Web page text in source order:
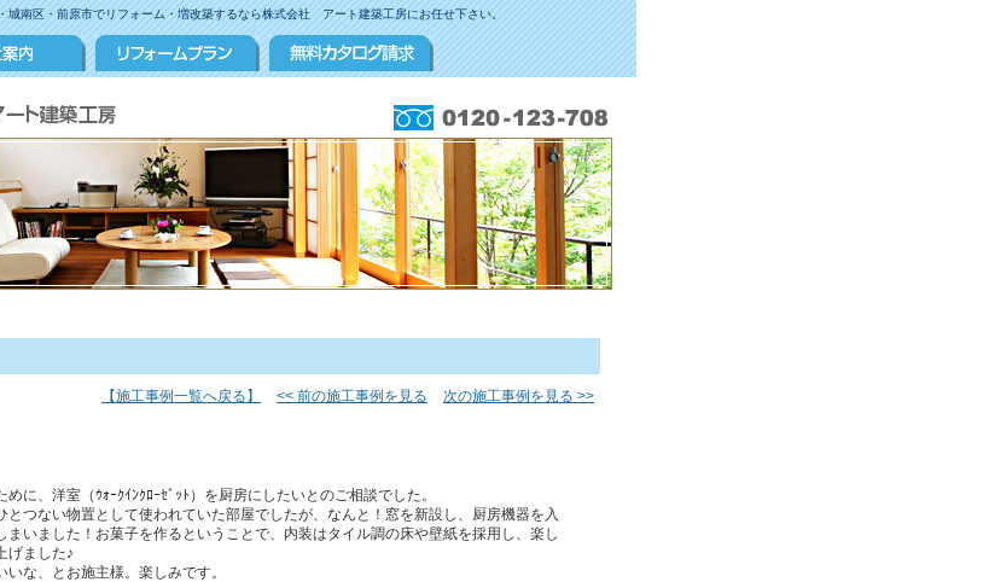
南区・前原市でリフォーム・増改築するなら株式会社 アート建築工房にお任せ下さい。
【施工事例一覧へ戻る】 << 前の施工事例を見る 次の施工事例を見る >>
、洋室（ｳｫｰｸｲﾝｸﾛｰｾﾞｯﾄ）を厨房にしたいとのご相談でした。
とつない物置として使われていた部屋でしたが、なんと！窓を新設し、厨房機器を入
まいました！お菓子を作るということで、内装はタイル調の床や壁紙を採用し、楽し
げました♪
な、とお施主様。楽しみです。